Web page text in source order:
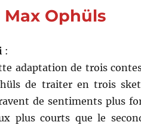
Max Ophüls
:
adaptation de trois
de traiter en trois
de sentiments plus
plus courts que le